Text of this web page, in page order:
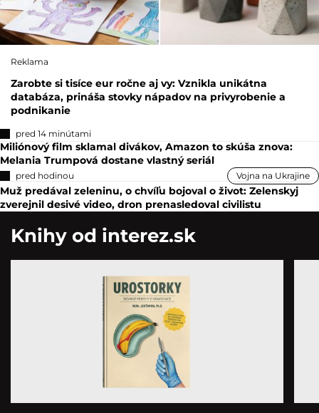
Reklama
Zarobte si tisíce eur ročne aj vy: Vznikla unikátna
databáza, prináša stovky nápadov na privyrobenie a
podnikanie
pred 14 minútami
Miliónový film sklamal divákov, Amazon to skúša znova:
Melania Trumpová dostane vlastný seriál
pred hodinou Vojna na Ukrajine
Muž predával zeleninu, o chvíľu bojoval o život: Zelenskyj
zverejnil desivé video, dron prenasledoval civilistu
Knihy od interez.sk